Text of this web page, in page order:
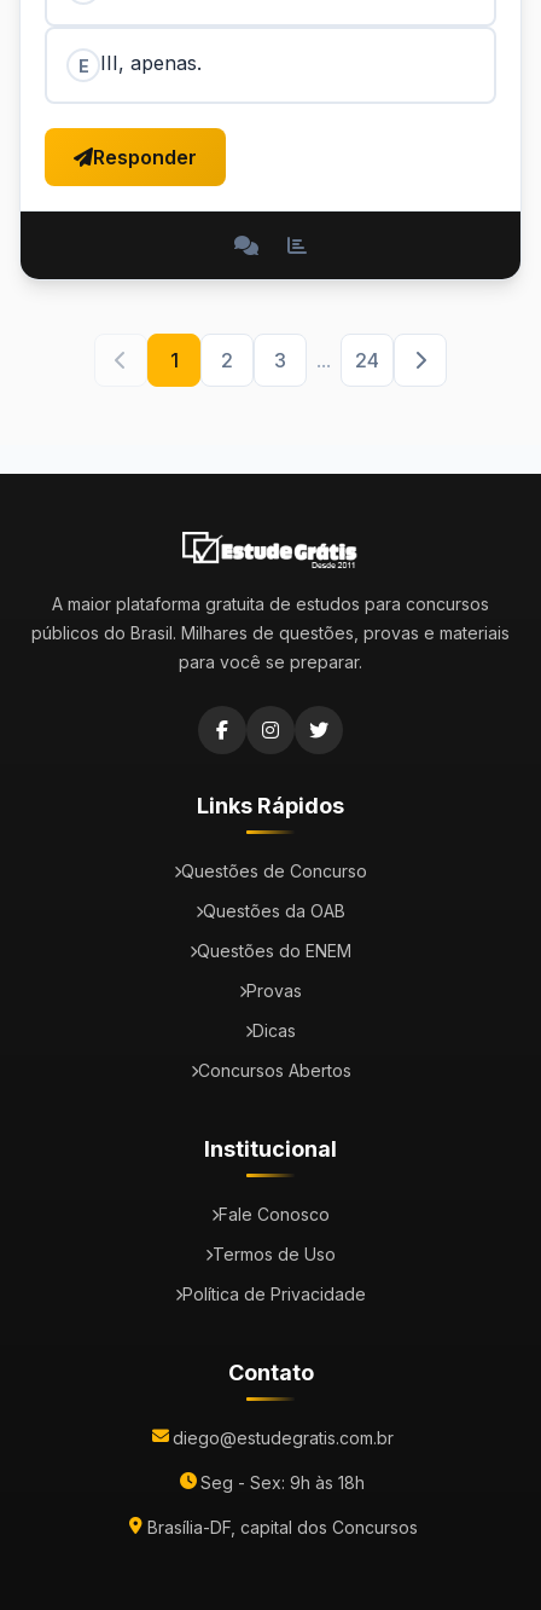
E III, apenas.
Responder
1 2 3 ... 24
A maior plataforma gratuita de estudos para concursos
públicos do Brasil. Milhares de questões, provas e materiais
para você se preparar.
Links Rápidos
Questões de Concurso
Questões da OAB
Questões do ENEM
Provas
Dicas
Concursos Abertos
Institucional
Fale Conosco
Termos de Uso
Política de Privacidade
Contato
diego@estudegratis.com.br
Seg - Sex: 9h às 18h
Brasília-DF, capital dos Concursos